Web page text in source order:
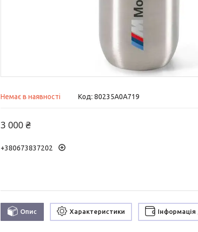
Немає в наявності Код: 80235A0A719
3 000 ₴
+380673837202
Опис Характеристики